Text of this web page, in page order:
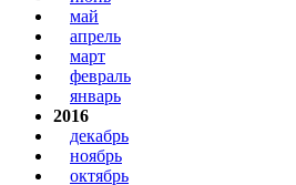
май
апрель
март
февраль
январь
2016
декабрь
ноябрь
октябрь